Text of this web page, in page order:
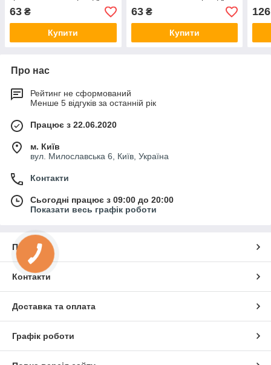
P23
63 ₴
Купити
P19; 1 Mетр
63₴
Купити
126
Про нас
Рейтинг не сформований
Менше 5 відгуків за останній рік
Працює з 22.06.2020
м. Київ
вул. Милославська 6, Київ, Україна
Контакти
Сьогодні працює з 09:00 до 20:00
Показати весь графік роботи
Про нас
Контакти
Доставка та оплата
Графік роботи